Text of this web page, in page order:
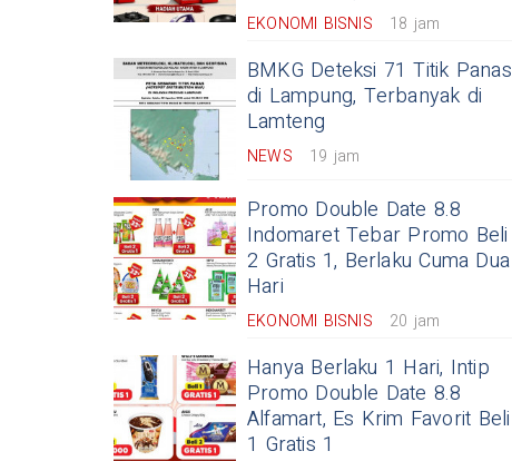
EKONOMI BISNIS 18 jam
BMKG Deteksi 71 Titik Panas
di Lampung, Terbanyak di
Lamteng
NEWS 19 jam
Promo Double Date 8.8
Indomaret Tebar Promo Beli
2 Gratis 1, Berlaku Cuma Dua
Hari
EKONOMI BISNIS 20 jam
Hanya Berlaku 1 Hari, Intip
Promo Double Date 8.8
Alfamart, Es Krim Favorit Beli
1 Gratis 1